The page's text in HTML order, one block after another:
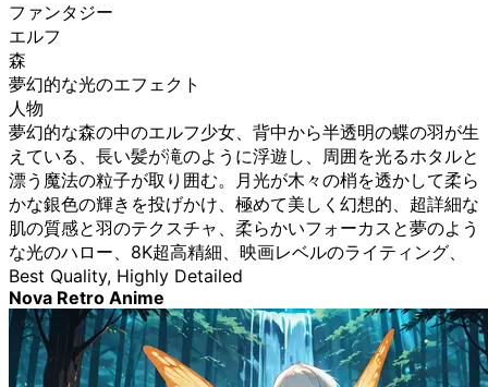
ファンタジー
エルフ
森
夢幻的な光のエフェクト
人物
夢幻的な森の中のエルフ少女、背中から半透明の蝶の羽が生
えている、長い髪が滝のように浮遊し、周囲を光るホタルと
漂う魔法の粒子が取り囲む。月光が木々の梢を透かして柔ら
かな銀色の輝きを投げかけ、極めて美しく幻想的、超詳細な
肌の質感と羽のテクスチャ、柔らかいフォーカスと夢のよう
な光のハロー、8K超高精細、映画レベルのライティング、
Best Quality, Highly Detailed
Nova Retro Anime